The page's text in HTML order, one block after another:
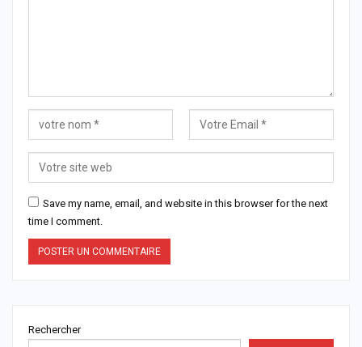
Save my name, email, and website in this browser for the next
time I comment.
Rechercher